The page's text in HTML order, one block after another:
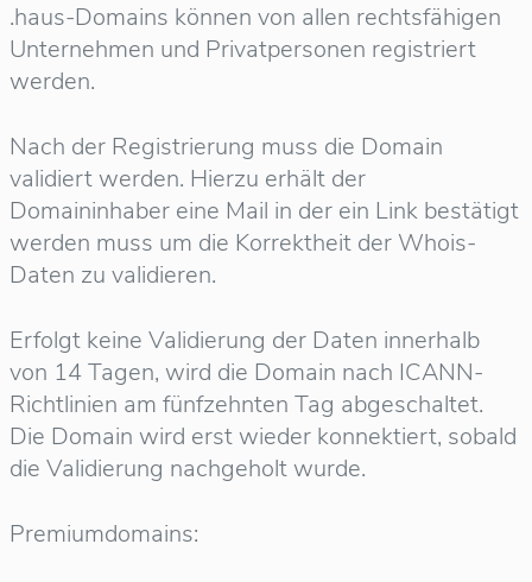
.haus-Domains können von allen rechtsfähigen
Unternehmen und Privatpersonen registriert
werden.
Nach der Registrierung muss die Domain
validiert werden. Hierzu erhält der
Domaininhaber eine Mail in der ein Link bestätigt
werden muss um die Korrektheit der Whois-
Daten zu validieren.
Erfolgt keine Validierung der Daten innerhalb
von 14 Tagen, wird die Domain nach ICANN-
Richtlinien am fünfzehnten Tag abgeschaltet.
Die Domain wird erst wieder konnektiert, sobald
die Validierung nachgeholt wurde.
Premiumdomains: